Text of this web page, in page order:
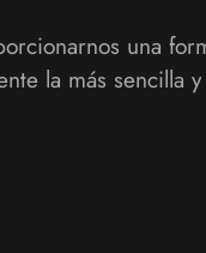
una
la más sencilla